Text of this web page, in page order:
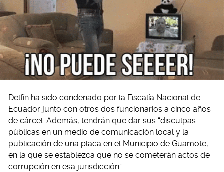
Delfín ha sido condenado por la Fiscalía Nacional de
Ecuador junto con otros dos funcionarios a cinco años
de cárcel. Además, tendrán que dar sus “disculpas
públicas en un medio de comunicación local y la
publicación de una placa en el Municipio de Guamote,
en la que se establezca que no se cometerán actos de
corrupción en esa jurisdicción”.